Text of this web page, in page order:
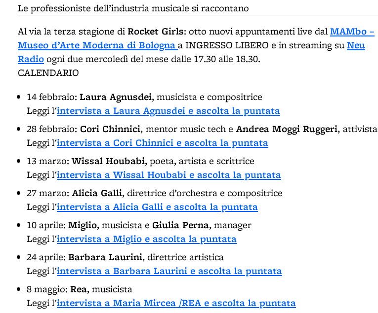
Le professioniste dell’industria musicale si raccontano
Al via la terza stagione diRocket Girls: otto nuovi appuntamenti live dalMAMbo –
Museo d’Arte Moderna di Bolognaa INGRESSO LIBERO e in streaming suNeu
Radio ogni due mercoledì del mese dalle 17.30 alle 18.30.
CALENDARIO
14 febbraio: Laura Agnusdei, musicista e compositrice
Leggi l'intervista a Laura Agnusdei e ascolta la puntata
28 febbraio: Cori Chinnici, mentor music tech e Andrea Moggi Ruggeri, attivista
Leggi l'intervista a Cori Chinnici e ascolta la puntata
13 marzo:Wissal Houbabi, poeta, artista e scrittrice
Leggi l'intervista a Wissal Houbabi e ascolta la puntata
27 marzo: Alicia Galli, direttrice d’orchestra e compositrice
Leggi l'intervista a Alicia Galli e ascolta la puntata
10 aprile: Miglio, musicista e Giulia Perna, manager
Leggi l'intervista a Miglio e ascolta la puntata
24 aprile: Barbara Laurini, direttrice artistica
Leggi l'intervista a Barbara Laurini e ascolta la puntata
8 maggio: Rea, musicista
Leggi l'intervista a Maria Mircea /REA e ascolta la puntata